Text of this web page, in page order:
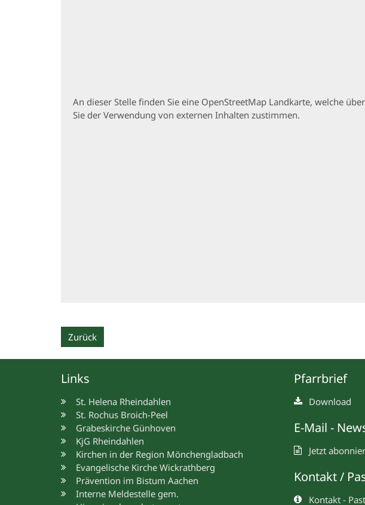
An dieser Stelle finden Sie eine OpenStreetMap Landkarte, welche
Sie der Verwendung von externen Inhalten zustimmen.
Zurück
Links
St. Helena Rheindahlen
St. Rochus Broich-Peel
Grabeskirche Günhoven
KjG Rheindahlen
Kirchen in der Region Mönchengladbach
Evangelische Kirche Wickrathberg
Prävention im Bistum Aachen
Interne Meldestelle gem.
Pfarrbrief
Download
E-Mail -
Jetzt
Kontakt /
Kontakt -